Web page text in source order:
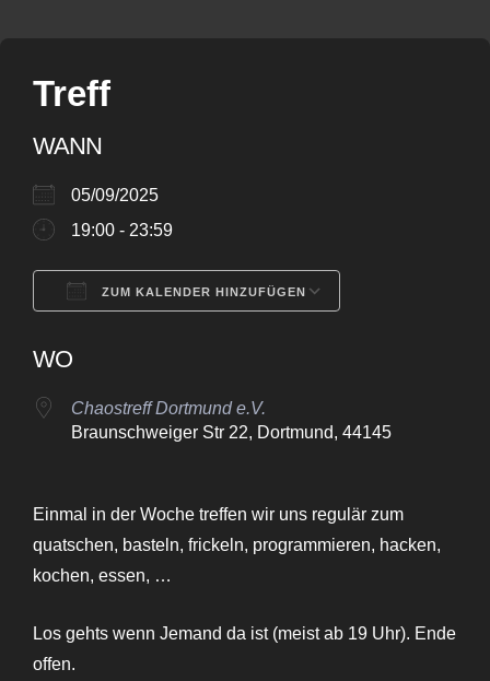
Treff
WANN
05/09/2025
19:00 - 23:59
ZUM KALENDER HINZUFÜGEN
WO
Chaostreff Dortmund e.V.
Braunschweiger Str 22, Dortmund, 44145
Einmal in der Woche treffen wir uns regulär zum
quatschen, basteln, frickeln, programmieren, hacken,
kochen, essen, …
Los gehts wenn Jemand da ist (meist ab 19 Uhr). Ende
offen.